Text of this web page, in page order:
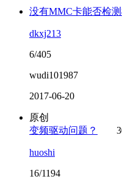
没有MMC卡能否检
dkxj213
6/405
wudi101987
2017-06-20
原创
变频驱动问题？
huoshi
16/1194